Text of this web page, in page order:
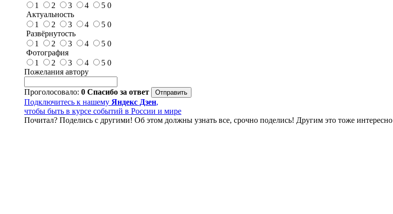
1
2 3 4 5 0
Актуальность
1
2 3 4 5 0
Развёрнутость
1
2 3 4 5 0
Фотография
1
2 3 4 5 0
Пожелания автору
Проголосовало: 0 Спасибо за ответ
Подключитесь к нашему Яндекс Дзен,
чтобы быть в курсе событий в России и мире
Почитал? Поделись с другими! Об этом должны узнать все, срочно поделись! Другим это тоже интересно